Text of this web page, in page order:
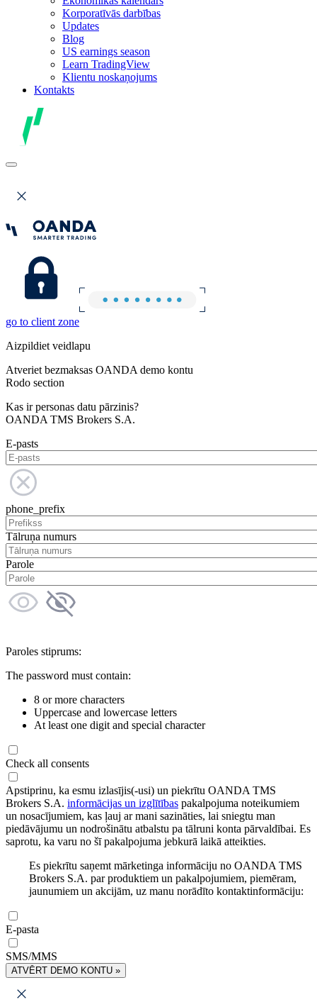
Korporatīvās darbības
Updates
Blog
US earnings season
Learn TradingView
Klientu noskaņojums
Kontakts
go to client zone
Aizpildiet veidlapu
Atveriet bezmaksas OANDA demo kontu
Rodo section
Kas ir personas datu pārzinis?
OANDA TMS Brokers S.A.
E-pasts
phone_prefix
Tālruņa numurs
Parole
Paroles stiprums:
The password must contain:
8 or more characters
Uppercase and lowercase letters
At least one digit and special character
Check all consents
Apstiprinu, ka esmu izlasījis(-usi) un piekrītu OANDA TMS
Brokers S.A. informācijas un izglītības pakalpojuma noteikumiem
un nosacījumiem, kas ļauj ar mani sazināties, lai sniegtu man
piedāvājumu un nodrošinātu atbalstu pa tālruni konta pārvaldībai. Es
saprotu, ka varu no šī pakalpojuma jebkurā laikā atteikties.
Es piekrītu saņemt mārketinga informāciju no OANDA TMS
Brokers S.A. par produktiem un pakalpojumiem, piemēram,
jaunumiem un akcijām, uz manu norādīto kontaktinformāciju:
E-pasta
SMS/MMS
ATVĒRT DEMO KONTU »